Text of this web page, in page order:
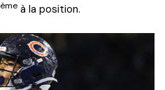
ème à la position.